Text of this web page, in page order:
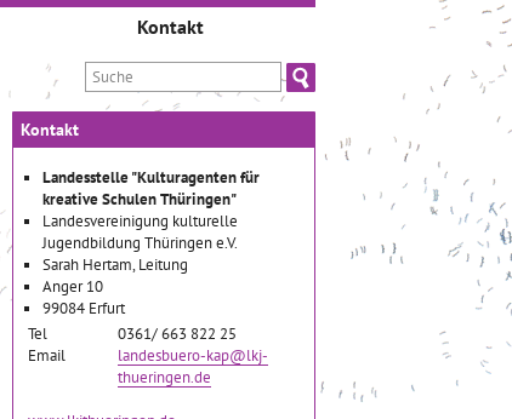
Kontakt
Kontakt
Landesstelle "Kulturagenten für
kreative Schulen Thüringen"
Landesvereinigung kulturelle
Jugendbildung Thüringen e.V.
Sarah Hertam, Leitung
Anger 10
99084 Erfurt
Tel
0361/ 663 822 25
Email
landesbuero-kap@lkj-
thueringen.de